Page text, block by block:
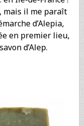
mais il me paraît
d’Alepia,
en premier lieu,
d’Alep.